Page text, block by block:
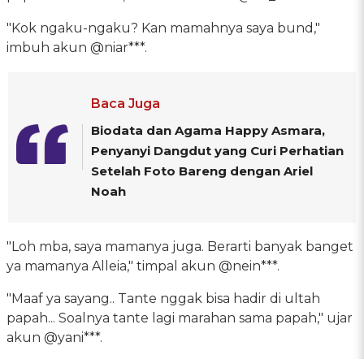
"Kok ngaku-ngaku? Kan mamahnya saya bund,"
imbuh akun @niar***.
Baca Juga
Biodata dan Agama Happy Asmara,
Penyanyi Dangdut yang Curi Perhatian
Setelah Foto Bareng dengan Ariel
Noah
"Loh mba, saya mamanya juga. Berarti banyak banget
ya mamanya Alleia," timpal akun @nein***.
"Maaf ya sayang.. Tante nggak bisa hadir di ultah
papah... Soalnya tante lagi marahan sama papah," ujar
akun @yani***.